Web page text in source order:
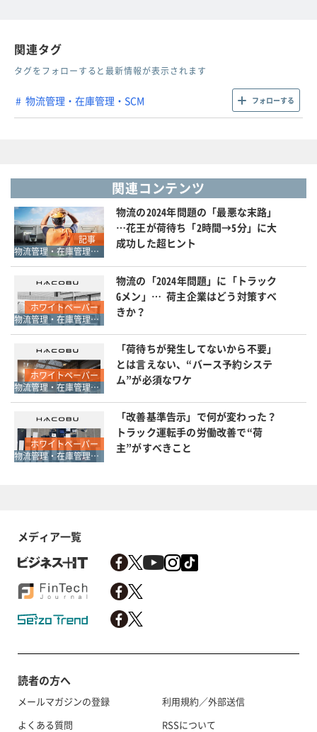
関連タグ
タグをフォローすると最新情報が表示されます
物流管理・在庫管理・SCM フォローする
関連コンテンツ
記事
物流管理・在庫管理・SCM
物流の2024年問題の「最悪な末路」
…花王が荷待ち「2時間→5分」に大
成功した超ヒント
ホワイトペーパー
物流管理・在庫管理・SCM
物流の「2024年問題」に「トラック
Gメン」… 荷主企業はどう対策すべ
きか？
ホワイトペーパー
物流管理・在庫管理・SCM
「荷待ちが発生してないから不要」
とは言えない、“バース予約システ
ム”が必須なワケ
ホワイトペーパー
物流管理・在庫管理・SCM
「改善基準告示」で何が変わった？
トラック運転手の労働改善で“荷
主”がすべきこと
メディア一覧
読者の方へ
メールマガジンの登録
よくある質問
利用規約／外部送信
RSSについて